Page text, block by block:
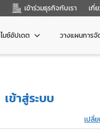
เข้าร่วมธุรกิจกับเรา เกี่
ไมซ์อัปเดต วางแผนการจั
เข้าสู่ระบบ
เปลี่